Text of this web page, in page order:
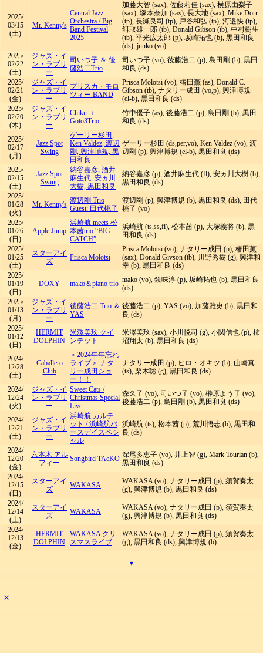
2025/
03/15
(土)
Mr. Kenny's
Central Jazz
Orchestra /Big
Band Festival
2025
加藤大智 (sax), 佐藤莉佳 (sax), 横原由梨子
(sax), 塚本奈加 (sax), 長大地 (sax), Mike Dorr
(tp), 長瀬良司 (tp), 戸谷和弘 (tp), 河邉快 (tp),
餌取雄一郎 (tb), Donald Gibson (tb), 中村樹生
(tb), 平光広太郎 (p), 坂崎拓也 (b), 黒田和良
(ds), junko (vo)
2025/
02/22
(土)
ジャズ・イ
ン・ラブリ
ー
司いつ子 ＆ 後
藤浩二Trio
司いつ子 (vo), 後藤浩二 (p), 島田剛 (b), 黒田
和良 (ds)
2025/
02/21
(金)
ジャズ・イ
ン・ラブリ
ー
プリスカ・モロ
ツィー BAND
Prisca Molotsi (vo), 椿田薫 (as), Donald C.
Gibson (tb), ナタリー成田 (vo,p), 興津博規
(el-b), 黒田和良 (ds)
2025/
02/20
(木)
ジャズ・イ
ン・ラブリ
ー
Chiku ＋
Goto3Trio
竹中優子 (as), 後藤浩二 (p), 島田剛 (b), 黒田
和良 (ds)
2025/
02/17
(月)
Jazz Spot
Swing
ゲーリー杉田,
Ken Valdez, 渡辺
剛, 興津博規, 黒
田和良
ゲーリー杉田 (ds,per,vo), Ken Valdez (vo), 渡
辺剛 (p), 興津博規 (el-b), 黒田和良 (ds)
2025/
02/15
(土)
Jazz Spot
Swing
納谷嘉彦, 酒井
麻生代, 安ヵ川
大樹, 黒田和良
納谷嘉彦 (p), 酒井麻生代 (fl), 安ヵ川大樹 (b),
黒田和良 (ds)
2025/
01/28
(火)
Mr. Kenny's 渡辺剛 Trio
Guest: 田代桃子
渡辺剛 (p), 興津博規 (b), 黒田和良 (ds), 田代
桃子 (vo)
2025/
01/26
(日)
Apple Jump
浜崎航 meets 松
本茜trio “BIG
CATCH”
浜崎航 (ts,ss,fl), 松本茜 (p), 大塚義将 (b), 黒
田和良 (ds)
2025/
01/25
(土)
スターアイ
ズ
Prisca Molotsi
Prisca Molotsi (vo), ナタリー成田 (p), 椿田薫
(sax), Donald Givson (tb), 川野秀樹 (g), 興津和
幸 (b), 黒田和良 (ds)
2025/
01/19
(日)
DOXY mako＆piano trio mako (vo), 鏡味淳 (p), 坂崎拓也 (b), 黒田和良
(ds)
2025/
01/13
(月)
ジャズ・イ
ン・ラブリ
ー
後藤浩二 Trio ＆
YAS
後藤浩二 (p), YAS (vo), 加藤雅史 (b), 黒田和
良 (ds)
2025/
01/12
(日)
HERMIT
DOLPHIN
米澤美玖 クイ
ンテット
米澤美玖 (sax), 小川悦司 (g), 小関信也 (p), 柿
沼翔太 (b), 黒田和良 (ds)
2024/
12/28
(土)
Caballero
Club
＜2024年年忘れ
ライブ＞ ナタ
リー成田ショ
ー！！
ナタリー成田 (p), ヒロ・オキツ (b), 山崎真
(ts), 栗木聡 (g), 黒田和良 (ds)
2024/
12/24
(火)
ジャズ・イ
ン・ラブリ
ー
Sweet Cats /
Christmas Special
Live
森久子 (vo), 司いつ子 (vo), 榊原よう子 (vo),
後藤浩二 (p), 島田剛 (b), 黒田和良 (ds)
2024/
12/21
(土)
ジャズ・イ
ン・ラブリ
ー
浜崎航 カルテ
ット /浜崎航バ
ースデイスペシ
ャル
浜崎航 (ts), 松本茜 (p), 荒川悟志 (b), 黒田和
良 (ds)
2024/
12/20
(金)
六本木 アル
フィー
Songbird TAeKO 深尾多恵子 (vo), 井上智 (g), Mark Tourian (b),
黒田和良 (ds)
2024/
12/15
(日)
スターアイ
ズ
WAKASA
WAKASA (vo), ナタリー成田 (p), 須賀奏太
(g), 興津博規 (b), 黒田和良 (ds)
2024/
12/14
(土)
スターアイ
ズ
WAKASA
WAKASA (vo), ナタリー成田 (p), 須賀奏太
(g), 興津博規 (b), 黒田和良 (ds)
2024/
12/13
(金)
HERMIT
DOLPHIN
WAKASA クリ
スマスライブ
WAKASA (vo), ナタリー成田 (p), 須賀奏太
(g), 黒田和良 (ds), 興津博規 (b)
▾
✕